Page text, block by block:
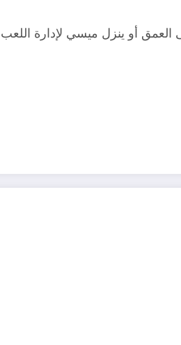
العمق أو ينزل ميسي لإدارة